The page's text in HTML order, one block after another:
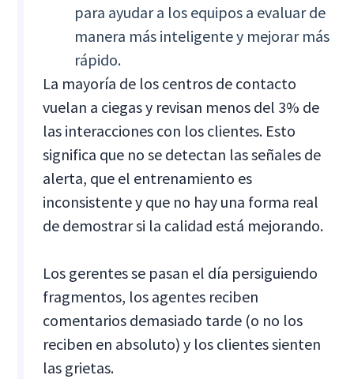
para ayudar a los equipos a evaluar de
manera más inteligente y mejorar más
rápido.
La mayoría de los centros de contacto
vuelan a ciegas y revisan menos del 3% de
las interacciones con los clientes. Esto
significa que no se detectan las señales de
alerta, que el entrenamiento es
inconsistente y que no hay una forma real
de demostrar si la calidad está mejorando.
Los gerentes se pasan el día persiguiendo
fragmentos, los agentes reciben
comentarios demasiado tarde (o no los
reciben en absoluto) y los clientes sienten
las grietas.